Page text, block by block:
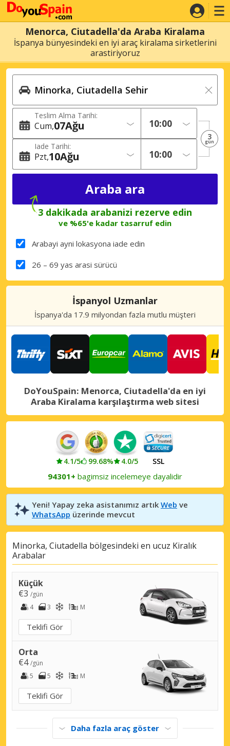
Menorca, Ciutadella'da Araba Kiralama
İspanya bünyesindeki en iyi araç kiralama sirketlerini
arastiriyoruz
Teslim Alma Tarihi:
Cum 07Ağu
Iade Tarihi:
Pzt 10Ağu
3
gün
3 dakikada arabanizi rezerve edin
ve %65'e kadar tasarruf edin
Arabayi ayni lokasyona iade edin
26 – 69 yas arasi sürücü
İspanyol Uzmanlar
İspanya'da 17.9 milyondan fazla mutlu müşteri
DoYouSpain: Menorca, Ciutadella'da en iyi
Araba Kiralama karşılaştırma web sitesi
4.1/5 99.68% 4.0/5 SSL
94301+ bagimsiz incelemeye dayalidir
Yeni! Yapay zeka asistanımız artık Web ve
WhatsApp üzerinde mevcut
Minorka, Ciutadella bölgesindeki en ucuz Kiralık
Arabalar
Küçük
€3 /gün
4
3 M
Teklifi Gör
Orta
€4/gün
5
5 M
Teklifi Gör
Daha fazla araç göster